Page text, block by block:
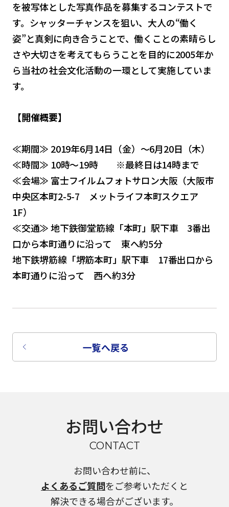
を被写体とした写真作品を募集するコンテストで
す。シャッターチャンスを狙い、大人の“働く
姿”と真剣に向き合うことで、働くことの素晴らし
さや大切さを考えてもらうことを目的に2005年か
ら当社の社会文化活動の一環として実施していま
す。
【開催概要】
≪期間≫ 2019年6月14日（金）～6月20日（木）
≪時間≫ 10時～19時 ※最終日は14時まで
≪会場≫ 富士フイルムフォトサロン大阪（大阪市
中央区本町2-5-7 メットライフ本町スクエア
1F）
≪交通≫ 地下鉄御堂筋線「本町」駅下車 3番出
口から本町通りに沿って 東へ約5分
地下鉄堺筋線「堺筋本町」駅下車 17番出口から
本町通りに沿って 西へ約3分
一覧へ戻る
お問い合わせ
CONTACT
お問い合わせ前に、
よくあるご質問をご参考いただくと
解決できる場合がございます。